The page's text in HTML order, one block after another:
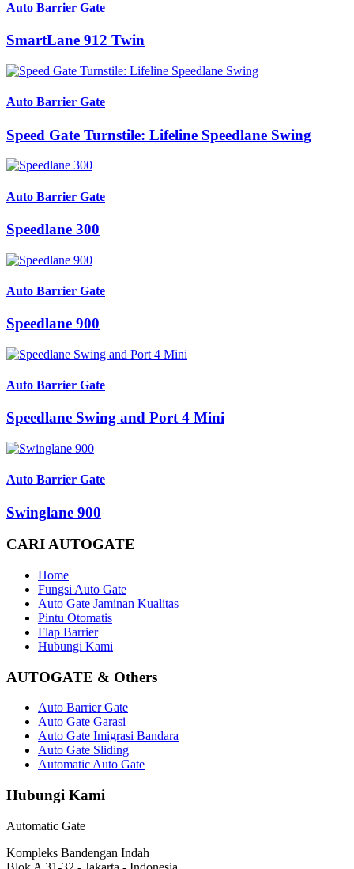
Auto Barrier Gate
SmartLane 912 Twin
Auto Barrier Gate
Speed Gate Turnstile: Lifeline Speedlane Swing
Auto Barrier Gate
Speedlane 300
Auto Barrier Gate
Speedlane 900
Auto Barrier Gate
Speedlane Swing and Port 4 Mini
Auto Barrier Gate
Swinglane 900
CARI AUTOGATE
Home
Fungsi Auto Gate
Auto Gate Jaminan Kualitas
Pintu Otomatis
Flap Barrier
Hubungi Kami
AUTOGATE & Others
Auto Barrier Gate
Auto Gate Garasi
Auto Gate Imigrasi Bandara
Auto Gate Sliding
Automatic Auto Gate
Hubungi Kami
Automatic Gate
Kompleks Bandengan Indah